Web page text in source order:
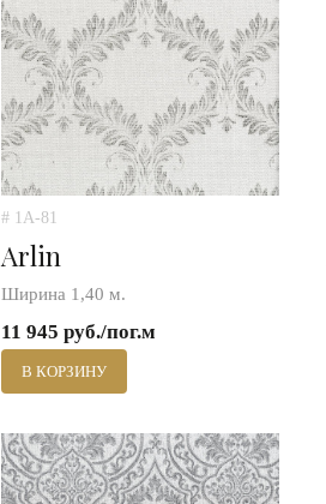
# 1A-81
Arlin
Ширина 1,40 м.
11 945 руб./пог.м
В КОРЗИНУ